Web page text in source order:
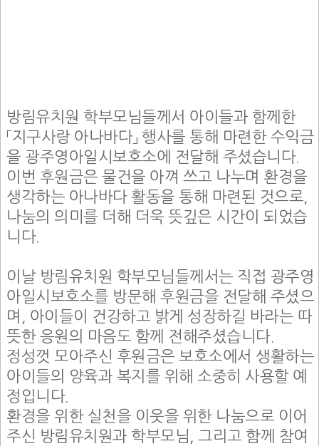
방림유치원 학부모님들께서 아이들과 함께한
「지구사랑 아나바다」 행사를 통해 마련한 수익금
을 광주영아일시보호소에 전달해 주셨습니다.
이번 후원금은 물건을 아껴 쓰고 나누며 환경을
생각하는 아나바다 활동을 통해 마련된 것으로,
나눔의 의미를 더해 더욱 뜻깊은 시간이 되었습
니다.
이날 방림유치원 학부모님들께서는 직접 광주영
아일시보호소를 방문해 후원금을 전달해 주셨으
며, 아이들이 건강하고 밝게 성장하길 바라는 따
뜻한 응원의 마음도 함께 전해주셨습니다.
정성껏 모아주신 후원금은 보호소에서 생활하는
아이들의 양육과 복지를 위해 소중히 사용할 예
정입니다.
환경을 위한 실천을 이웃을 위한 나눔으로 이어
주신 방림유치원과 학부모님, 그리고 함께 참여